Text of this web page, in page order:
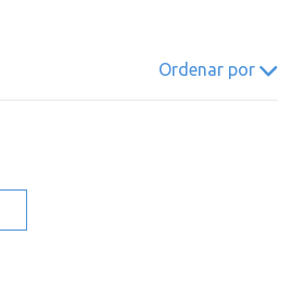
Ordenar por